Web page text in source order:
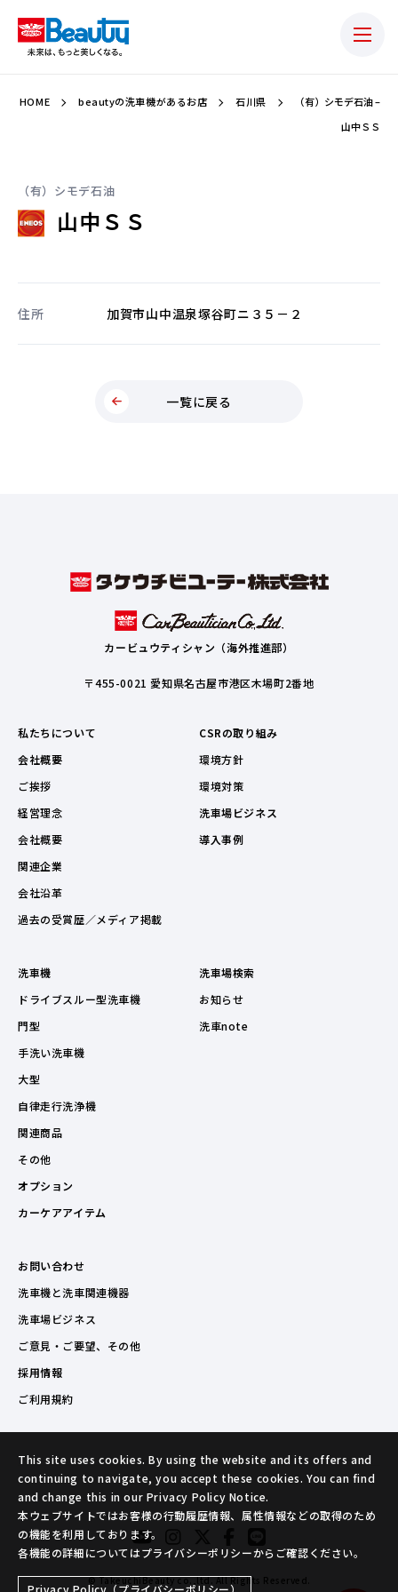
HOME beautyの洗車機があるお店 石川県
（有）シモデ石油 –
山中ＳＳ
（有）シモデ石油
山中ＳＳ
住所 加賀市山中温泉塚谷町ニ３５－２
一覧に戻る
カービュウティシャン（海外推進部）
〒455-0021 愛知県名古屋市港区木場町2番地
私たちについて
会社概要
ご挨拶
経営理念
会社概要
関連企業
会社沿革
過去の受賞歴／メディア掲載
CSRの取り組み
環境方針
環境対策
洗車場ビジネス
導入事例
洗車機
ドライブスルー型洗車機
門型
手洗い洗車機
大型
自律走行洗浄機
関連商品
その他
オプション
カーケアアイテム
洗車場検索
お知らせ
洗車note
お問い合わせ
洗車機と洗車関連機器
洗車場ビジネス
ご意見・ご要望、その他
採用情報
ご利用規約
© TakeuchiBeauty co.,ltd. All Rights Reserved.
This site uses cookies. By using the website and its offers and
continuing to navigate, you accept these cookies. You can find
and change this in our Privacy Policy Notice.
本ウェブサイトではお客様の行動履歴情報、属性情報などの取得のため
の機能を利用しております。
各機能の詳細についてはプライバシーポリシーからご確認ください。
Privacy Policy（プライバシーポリシー）